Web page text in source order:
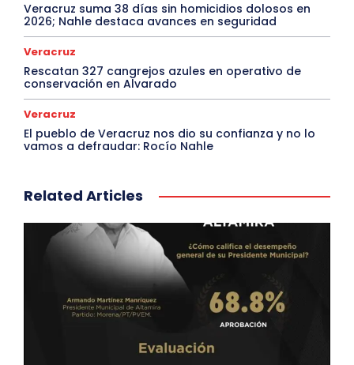
Veracruz suma 38 días sin homicidios dolosos en
2026; Nahle destaca avances en seguridad
Veracruz
Rescatan 327 cangrejos azules en operativo de
conservación en Alvarado
Veracruz
El pueblo de Veracruz nos dio su confianza y no lo
vamos a defraudar: Rocío Nahle
Related Articles